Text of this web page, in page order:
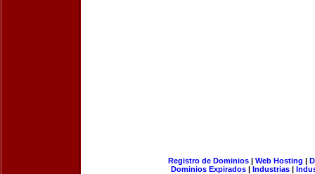
Registro de Dominios| Web Hosting |
Dominios Expirados | Industrias |